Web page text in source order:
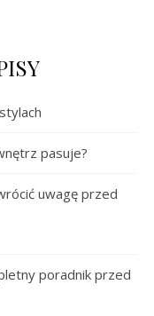
pasuje?
uwagę przed
poradnik przed